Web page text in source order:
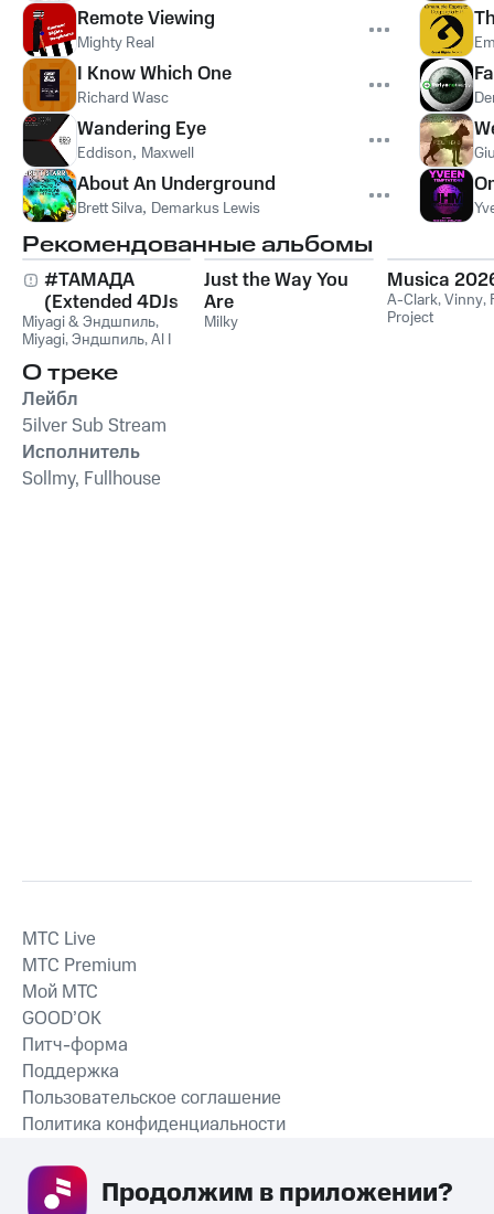
Remote Viewing
Mighty Real
I Know Which One
Richard Wasc
Wandering Eye
Eddison, Maxwell
About An Underground
Brett Silva, Demarkus Lewis
Рекомендованные альбомы
#ТАМАДА
(Extended 4DJs
Pack)
Miyagi & Эндшпиль,
Miyagi,Эндшпиль,Al I
Just the Way You
Are
Milky
Musica
A-Clark,Vinny,
Project
О треке
Лейбл
5ilver Sub Stream
Исполнитель
Sollmy, Fullhouse
СКАЧАТЬ ПРИЛОЖЕНИЕ
MTС Live
MTС Premium
Мой МТС
GOOD’OK
Питч-форма
Поддержка
Пользовательское соглашение
Политика конфиденциальности